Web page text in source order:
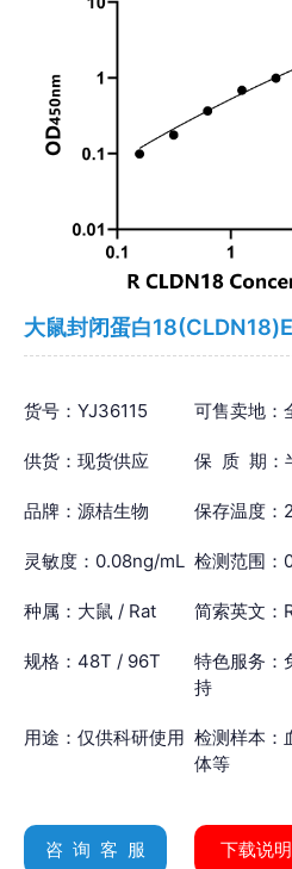
大鼠封闭蛋白
货号：YJ36115 可售卖地：
供货：现货供应 保 质 期：
品牌：源桔生物 保存温度
灵敏度：0.08ng/mL 检测范围：
种属：大鼠 / Rat 简索英文：
规格：48T / 96T
特色服务：
持
用途：仅供科研使用 检测样本：
体等
咨 询 客 服 下载说